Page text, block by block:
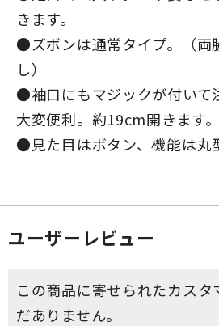
きます。
●ズボンは通常タイプ。（両
し）
●袖口にもマジックが付いて
大変便利。約19cm開きます。
●見た目はボタン、機能は丸
ユーザーレビュー
この商品に寄せられたカスタ
だありません。